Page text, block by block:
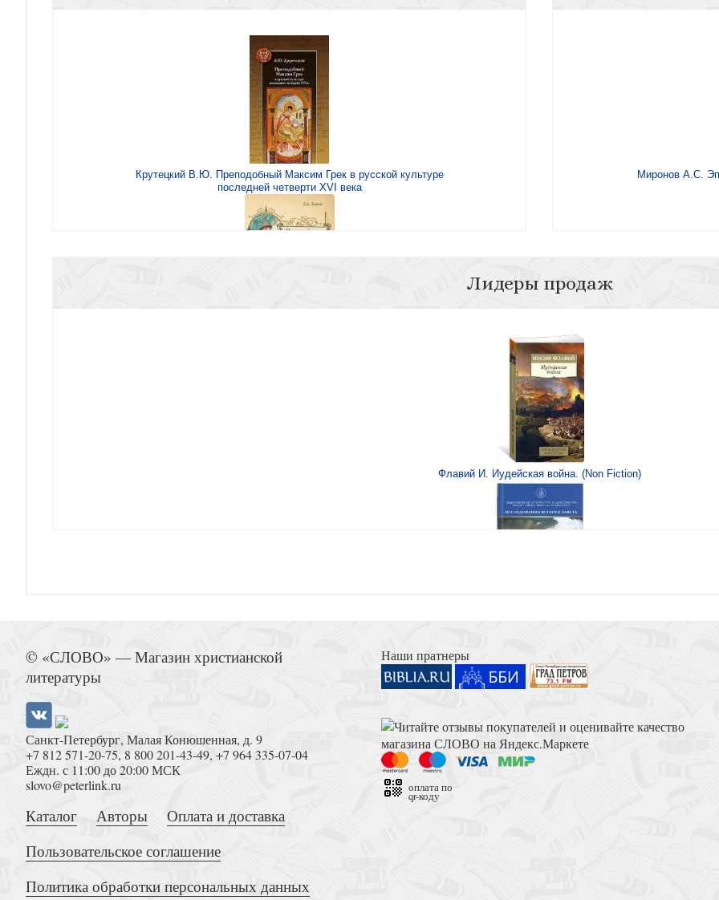
Миронов А.С.
Миронов А.С. Эпос
Крутецкий В.Ю. Преподобный Максим Грек в русской культуре
последней четверти XVI века
Кантор В.К. Россия как судьба
Звучащие смыслы: диалог с миром. Культурологический альманах
Лидеры продаж
Флавий И. Иудейская война. (Non Fiction)
Книга Иисуса Навина
Достоевский Ф.М. Сила и правда России (2024)
© «СЛОВО» — Магазин христианской
литературы
Санкт-Петербург, Малая Конюшенная, д. 9
+7 812 571-20-75, 8 800 201-43-49, +7 964 335-07-04
Еждн. с 11:00 до 20:00 МСК
slovo@peterlink.ru
Каталог Авторы
Оплата и доставка
Пользовательское соглашение
Политика обработки персональных данных
Наши пратнеры
оплата по
qr-коду